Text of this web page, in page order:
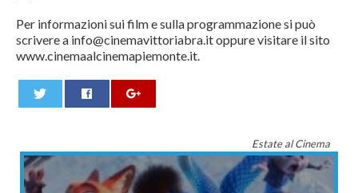
Per informazioni sui film e sulla programmazione si può
scrivere a info@cinemavittoriabra.it oppure visitare il sito
www.cinemaalcinemapiemonte.it.
Estate al Cinema